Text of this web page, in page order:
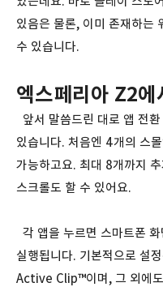
있음은 물론, 이미 존재하는
수 있습니다.
엑스페리아 Z2에
앞서 말씀드린 대로 앱 전
있습니다. 처음엔 4개의 스
가능하고요. 최대 8개까지
스크롤도 할 수 있어요.
각 앱을 누르면 스마트폰
실행됩니다. 기본적으로 설
Active Clip™이며, 그 외에